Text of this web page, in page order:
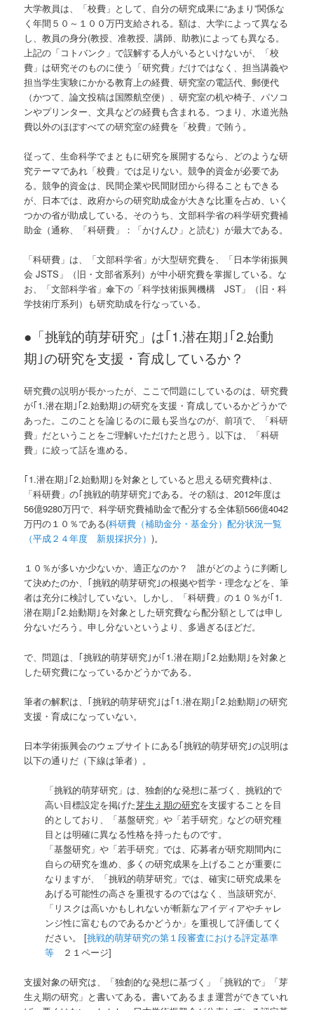
大学教員は、「校費」として、自分の研究成果に“あまり”関係な
く年間５０～１００万円支給される。額は、大学によって異なる
し、教員の身分(教授、准教授、講師、助教)によっても異なる。
上記の「コトバンク」で誤解する人がいるといけないが、「校
費」は研究そのものに使う「研究費」だけではなく、担当講義や
担当学生実験にかかる教育上の経費、研究室の電話代、郵便代
（かつて、論文投稿は国際航空便）、研究室の机や椅子、パソコ
ンやプリンター、文具などの経費も含まれる。つまり、水道光熱
費以外のほぼすべての研究室の経費を「校費」で賄う。
従って、生命科学でまともに研究を展開するなら、どのような研
究テーマであれ「校費」では足りない。競争的資金が必要であ
る。競争的資金は、民間企業や民間財団から得ることもできる
が、日本では、政府からの研究助成金が大きな比重を占め、いく
つかの省が助成している。そのうち、文部科学省の科学研究費補
助金（通称、「科研費」：「かけんひ」と読む）が最大である。
「科研費」は、「文部科学省」が大型研究費を、「日本学術振興
会 JSTS」（旧・文部省系列）が中小研究費を掌握している。な
お、「文部科学省」傘下の「科学技術振興機構 JST」（旧・科
学技術庁系列）も研究助成を行なっている。
● 「挑戦的萌芽研究」は｢1.潜在期｣｢2.始動
期｣の研究を支援・育成しているか？
研究費の説明が長かったが、ここで問題にしているのは、研究費
が｢1.潜在期｣｢2.始動期｣の研究を支援・育成しているかどうかで
あった。このことを論じるのに最も妥当なのが、前項で、「科研
費」だということをご理解いただけたと思う。以下は、「科研
費」に絞って話を進める。
｢1.潜在期｣｢2.始動期｣を対象としていると思える研究費枠は、
「科研費」の｢挑戦的萌芽研究｣である。その額は、2012年度は
56億9280万円で、科学研究費補助金で配分する全体額566億4042
万円の１０％である(科研費（補助金分・基金分）配分状況一覧
（平成２４年度 新規採択分）)。
１０％が多いか少ないか、適正なのか？ 誰がどのように判断し
て決めたのか、｢挑戦的萌芽研究｣の根拠や哲学・理念などを、筆
者は充分に検討していない。しかし、「科研費」の１０％が｢1.
潜在期｣｢2.始動期｣を対象とした研究費なら配分額としては申し
分ないだろう。申し分ないというより、多過ぎるほどだ。
で、問題は、｢挑戦的萌芽研究｣が｢1.潜在期｣｢2.始動期｣を対象と
した研究費になっているかどうかである。
筆者の解釈は、｢挑戦的萌芽研究｣は｢1.潜在期｣｢2.始動期｣の研究
支援・育成になっていない。
日本学術振興会のウェブサイトにある｢挑戦的萌芽研究｣の説明は
以下の通りだ（下線は筆者）。
「挑戦的萌芽研究」は、独創的な発想に基づく、挑戦的で
高い目標設定を掲げた芽生え期の研究を支援することを目
的としており、「基盤研究」や「若手研究」などの研究種
目とは明確に異なる性格を持ったものです。
「基盤研究」や「若手研究」では、応募者が研究期間内に
自らの研究を進め、多くの研究成果を上げることが重要に
なりますが、「挑戦的萌芽研究」では、確実に研究成果を
あげる可能性の高さを重視するのではなく、当該研究が、
「リスクは高いかもしれないが斬新なアイディアやチャレ
ンジ性に富むものであるかどうか」を重視して評価してく
ださい。 [挑戦的萌芽研究の第１段審査における評定基準
等 ２１ページ]
支援対象の研究は、「独創的な発想に基づく」「挑戦的で」「芽
生え期の研究」と書いてある。書いてあるまま運営ができていれ